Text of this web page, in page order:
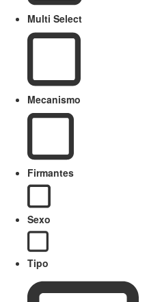
Multi Select
Mecanismo
Firmantes
Sexo
Tipo